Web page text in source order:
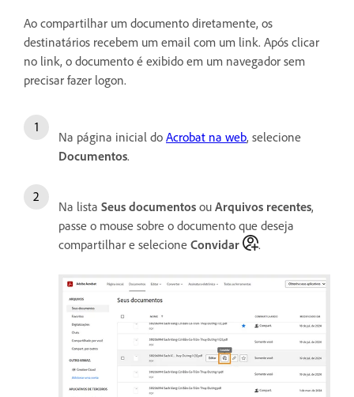
Ao compartilhar um documento diretamente, os
destinatários recebem um email com um link. Após clicar
no link, o documento é exibido em um navegador sem
precisar fazer logon.
Na página inicial do Acrobat na web, selecione
Documentos.
Na lista Seus documentos ou Arquivos recentes,
passe o mouse sobre o documento que deseja
compartilhar e selecione Convidar .